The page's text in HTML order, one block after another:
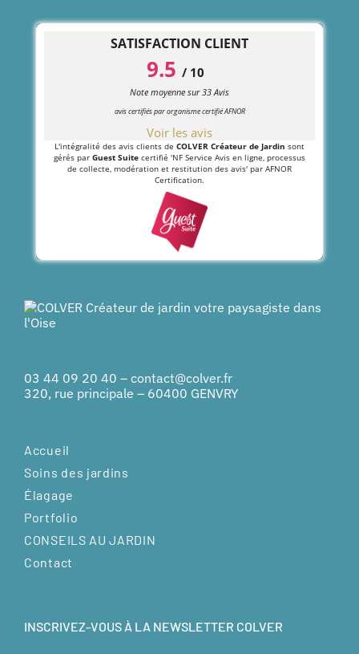
SATISFACTION CLIENT
9.5 / 10
Note moyenne sur33 Avis
avis certifiés par organisme certifié AFNOR
Voir les avis
L'intégralité des avis clients de COLVER Créateur de Jardin sont
gérés par Guest Suite certifié 'NF Service Avis en ligne, processus
de collecte, modération et restitution des avis' par AFNOR
Certification.
03 44 09 20 40 – contact@colver.fr
320, rue principale – 60400 GENVRY
Accueil
Soins des jardins
Élagage
Portfolio
CONSEILS AU JARDIN
Contact
INSCRIVEZ-VOUS À LA NEWSLETTER COLVER